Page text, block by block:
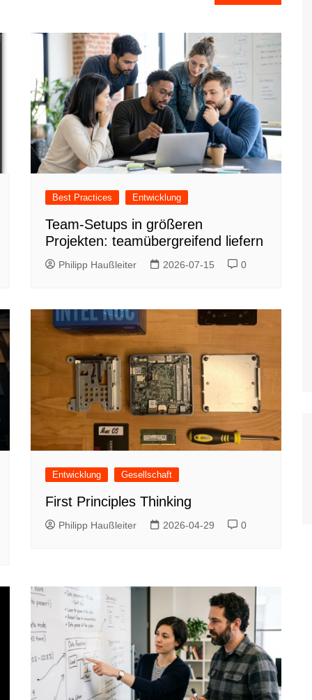
Best Practices Entwicklung
Team-Setups in größeren
Projekten: teamübergreifend liefern
Philipp Haußleiter 2026-07-15 0
Entwicklung Gesellschaft
First Principles Thinking
Philipp Haußleiter 2026-04-29 0